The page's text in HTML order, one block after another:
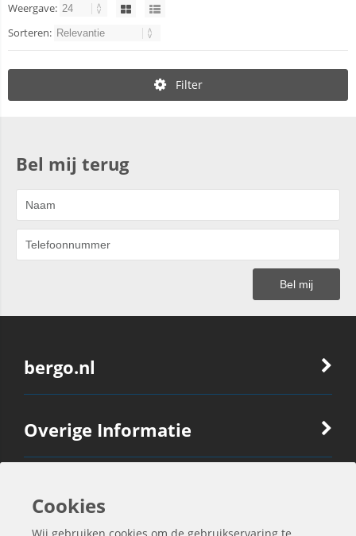
Weergave:
Sorteren:
Filter
Bel mij terug
bergo.nl
Overige Informatie
Ook Interessant
Cookies